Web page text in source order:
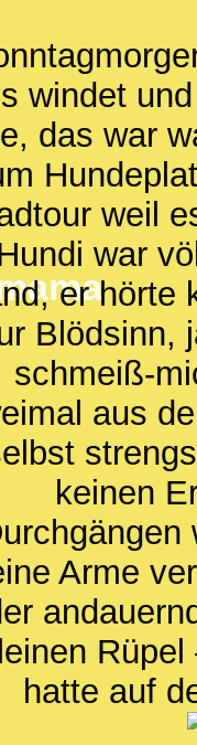
windet
das war
weil
war
er hörte
Blödsinn,
schmeiß-
aus
keinen
Arme
hatte auf